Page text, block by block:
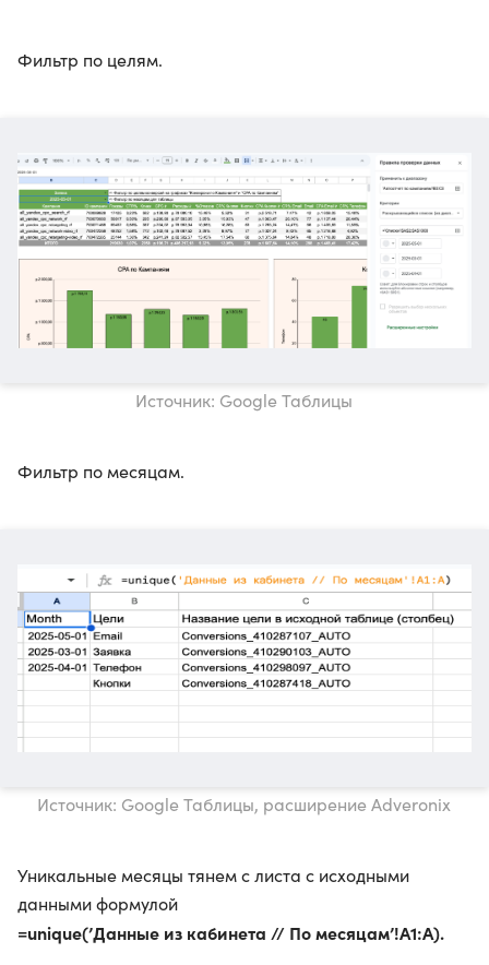
Фильтр по целям.
Источник: Google Таблицы
Фильтр по месяцам.
Источник: Google Таблицы, расширение Adveronix
Уникальные месяцы тянем с листа с исходными
данными формулой
=unique(’Данные из кабинета // По месяцам’!A1:A).